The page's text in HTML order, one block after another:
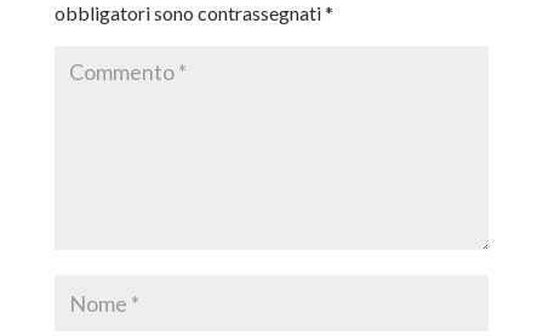
obbligatori sono contrassegnati*